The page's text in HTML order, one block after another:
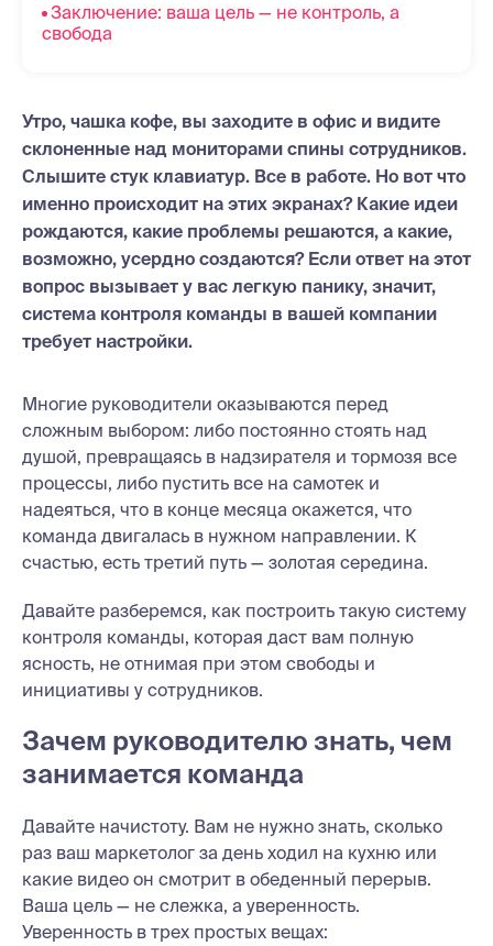
Заключение: ваша цель — не контроль, а
свобода
Утро, чашка кофе, вы заходите в офис и видите
склоненные над мониторами спины сотрудников.
Слышите стук клавиатур. Все в работе. Но вот что
именно происходит на этих экранах? Какие идеи
рождаются, какие проблемы решаются, а какие,
возможно, усердно создаются? Если ответ на этот
вопрос вызывает у вас легкую панику, значит,
система контроля команды в вашей компании
требует настройки.
Многие руководители оказываются перед
сложным выбором: либо постоянно стоять над
душой, превращаясь в надзирателя и тормозя все
процессы, либо пустить все на самотек и
надеяться, что в конце месяца окажется, что
команда двигалась в нужном направлении. К
счастью, есть третий путь — золотая середина.
Давайте разберемся, как построить такую систему
контроля команды, которая даст вам полную
ясность, не отнимая при этом свободы и
инициативы у сотрудников.
Зачем руководителю знать, чем
занимается команда
Давайте начистоту. Вам не нужно знать, сколько
раз ваш маркетолог за день ходил на кухню или
какие видео он смотрит в обеденный перерыв.
Ваша цель — не слежка, а уверенность.
Уверенность в трех простых вещах: